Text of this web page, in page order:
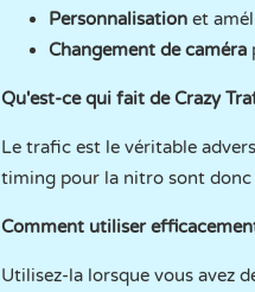
Personnalisation et
Changement de caméra
Qu'est-ce qui fait de Crazy
Le trafic est le véritable
timing pour la nitro sont
Comment utiliser
Utilisez-la lorsque vous avez